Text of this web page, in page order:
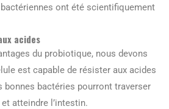
ont été scientifiquement
acides
du probiotique, nous devons
est capable de résister aux acides
bonnes bactéries pourront traverser
atteindre l’intestin.